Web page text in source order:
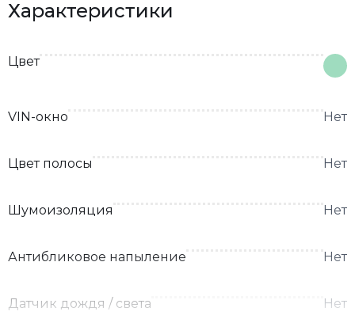
Характеристики
Цвет
VIN-окно Нет
Цвет полосы Нет
Шумоизоляция Нет
Антибликовое напыление Нет
Датчик дождя / света Нет